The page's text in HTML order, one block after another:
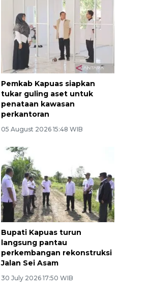
Pemkab Kapuas siapkan
tukar guling aset untuk
penataan kawasan
perkantoran
05 August 2026 15:48 WIB
Bupati Kapuas turun
langsung pantau
perkembangan rekonstruksi
Jalan Sei Asam
30 July 2026 17:50 WIB